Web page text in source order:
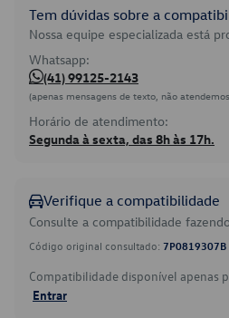
Tem dúvidas sobre a
Nossa equipe especializada está
Whatsapp:
(41) 99125-2143
(apenas mensagens de texto, não
Horário de atendimento:
Segunda à sexta, das 8h às 17h.
Verifique a compatibilidade
Consulte a compatibilidade
Código original consultado: 7P0819307B
Compatibilidade disponível apenas
Entrar